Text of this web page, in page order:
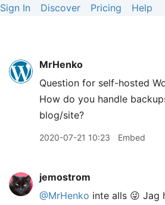
Sign In Discover Pricing Help
MrHenko
Question for self-hosted
How do you handle
blog/site?
2020-07-21 10:23 Embed
jemostrom
@MrHenko inte alls 😜 Jag